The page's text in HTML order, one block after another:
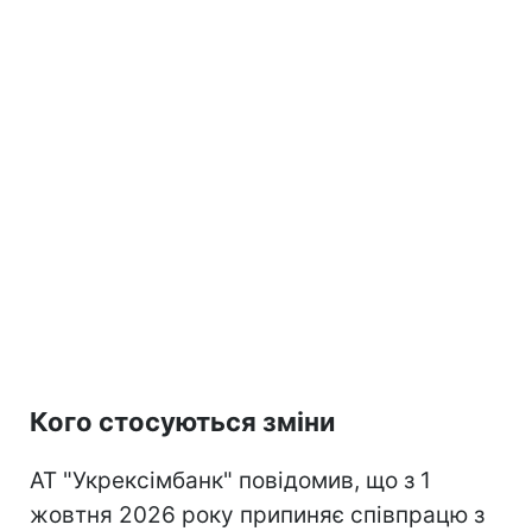
Кого стосуються зміни
АТ "Укрексімбанк" повідомив, що з 1
жовтня 2026 року припиняє співпрацю з